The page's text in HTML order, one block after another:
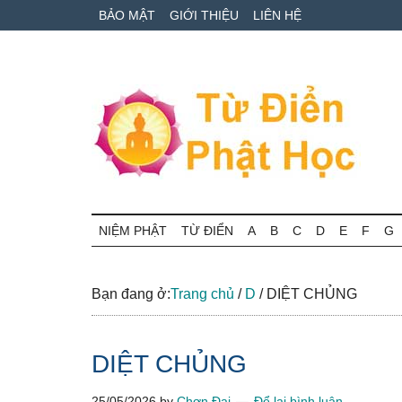
to
to
qua
BẢO MẬT GIỚI THIỆU LIÊN HỆ
Từ
điển
Phật
học
cứu
thuật
Phật
học
NIỆM PHẬT TỪ ĐIỂN A B C D E F G
Bạn đang ở:Trang chủ / D /DIỆT CHỦNG
DIỆT CHỦNG